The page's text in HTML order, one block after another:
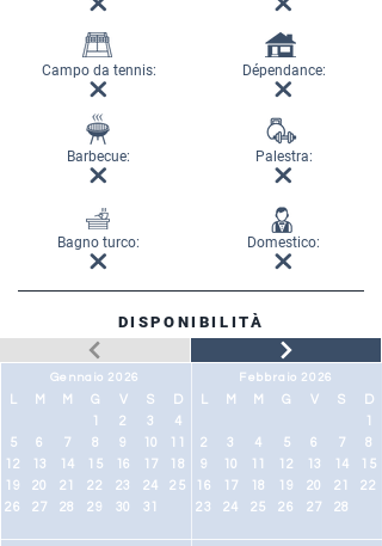
Campo da tennis:
Barbecue:
Bagno turco:
Dépendance:
Palestra:
Domestico:
DISPONIBILITÀ
Gennaio 2026
M M G V S
D
1
2 3
4
5
6 7 8 9 10
11
12
13 14 15 16 17
18
19
20 21 22 23 24
25
26
27 28 29 30 31
Febbraio 2026
M M G V S
D
1
2
3 4 5 6 7
8
9
10 11 12 13 14
15
16
17 18 19 20 21
22
23
24 25 26 27 28